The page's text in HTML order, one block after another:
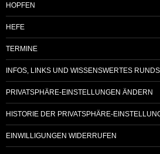
HOPFEN
HEFE
TERMINE
INFOS, LINKS UND WISSENSWERTES
PRIVATSPHÄRE-EINSTELLUNGEN ÄNDERN
HISTORIE DER PRIVATSPHÄRE-
EINWILLIGUNGEN WIDERRUFEN